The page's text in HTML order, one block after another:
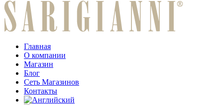
Главная
О компании
Магазин
Блог
Сеть Магазинов
Контакты